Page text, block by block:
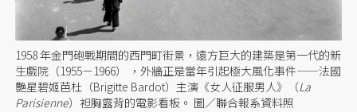
1958 年金門砲戰期間的西門町街景，​​遠方巨大的建築是第一代的新
生戲院（1955－1966） ，外牆正是當年引起極大風化事件——法國
艷星碧姬芭杜（Brigitte Bardot）主演《女人征服男人》（La
Parisienne）袒胸露背的電影看板。 圖／聯合報系資料照